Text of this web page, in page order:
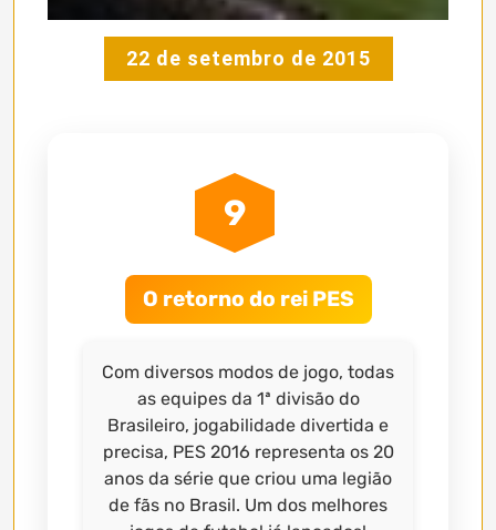
22 de setembro de 2015
9
O retorno do rei PES
Com diversos modos de jogo, todas
as equipes da 1ª divisão do
Brasileiro, jogabilidade divertida e
precisa, PES 2016 representa os 20
anos da série que criou uma legião
de fãs no Brasil. Um dos melhores